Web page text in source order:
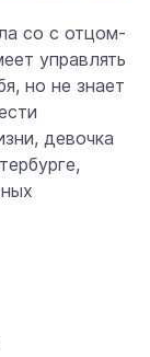
со с отцом-
управлять
но не знает
девочка